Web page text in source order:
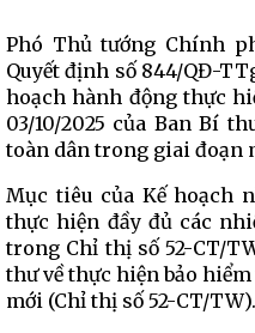
Phó Thủ tướng Chính
Quyết định số 844/QĐ-
hoạch hành động thực
03/10/2025 của Ban Bí
toàn dân trong giai đoạn
Mục tiêu của Kế hoạch
thực hiện đầy đủ các
trong Chỉ thị số 52-CT/
thư về thực hiện bảo
mới (Chỉ thị số 52-CT/TW).